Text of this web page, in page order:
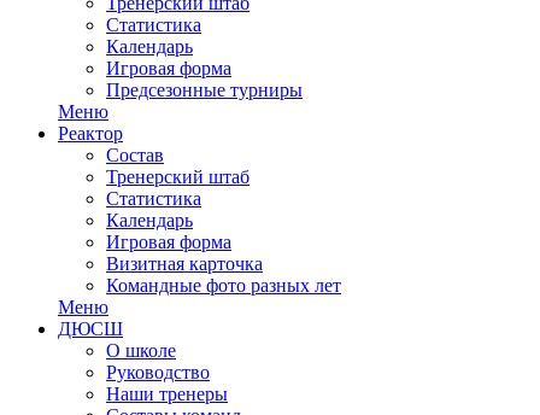
Статистика
Календарь
Игровая форма
Предсезонные турниры
Меню
Реактор
Состав
Тренерский штаб
Статистика
Календарь
Игровая форма
Визитная карточка
Командные фото разных лет
Меню
ДЮСШ
О школе
Руководство
Наши тренеры